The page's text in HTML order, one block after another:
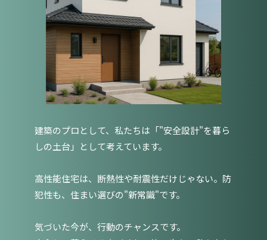
建築のプロとして、私たちは「"安全設計"を暮ら
しの土台」として考えています。
高性能住宅は、断熱性や耐震性だけじゃない。防
犯性も、住まい選びの"新常識"です。
気づいた今が、行動のチャンスです。